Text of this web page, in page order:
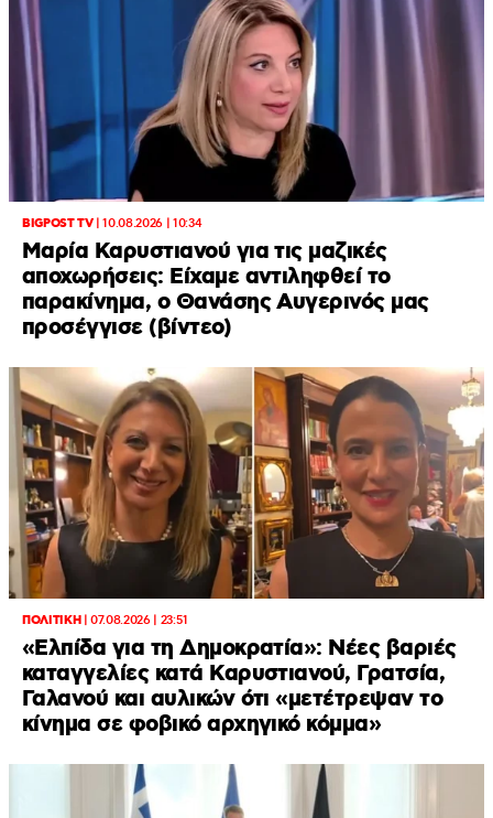
BIGPOST TV|10.08.2026 | 10:34
Μαρία Καρυστιανού για τις μαζικές
αποχωρήσεις: Είχαμε αντιληφθεί το
παρακίνημα, ο Θανάσης Αυγερινός μας
προσέγγισε (βίντεο)
ΠΟΛΙΤΙΚΗ|07.08.2026 | 23:51
«Ελπίδα για τη Δημοκρατία»: Νέες βαριές
καταγγελίες κατά Καρυστιανού, Γρατσία,
Γαλανού και αυλικών ότι «μετέτρεψαν το
κίνημα σε φοβικό αρχηγικό κόμμα»